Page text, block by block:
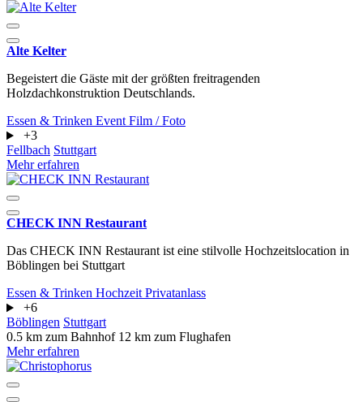
Alte Kelter
Begeistert die Gäste mit der größten freitragenden
Holzdachkonstruktion Deutschlands.
Essen & Trinken Event Film / Foto
+3
Fellbach Stuttgart
Mehr erfahren
CHECK INN Restaurant
Das CHECK INN Restaurant ist eine stilvolle Hochzeitslocation in
Böblingen bei Stuttgart
Essen & Trinken Hochzeit Privatanlass
+6
Böblingen Stuttgart
0.5 km zum Bahnhof 12 km zum Flughafen
Mehr erfahren